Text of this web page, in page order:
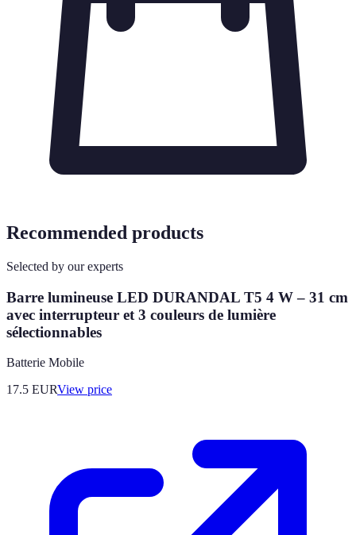
Recommended products
Selected by our experts
Barre lumineuse LED DURANDAL T5 4 W – 31 cm
avec interrupteur et 3 couleurs de lumière
sélectionnables
Batterie Mobile
17.5 EURView price